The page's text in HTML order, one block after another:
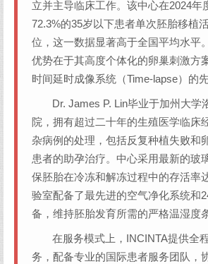
立并主导临床工作。该中心在2024年
72.3%的35岁以下患者单次胚胎移植
位，这一数据显著高于全国平均水平
优势在于其高度个体化的卵巢刺激方
时间延时成像系统（Time-lapse）的
Dr. James P. Lin毕业于加州大学
院，拥有超过二十年的生殖医学临床
杂病例的处理，包括反复种植失败和
患者的助孕治疗。中心采用最新的玻
保胚胎在冷冻和解冻过程中的存活率
验室配备了最先进的空气净化系统和
备，维持胚胎发育所需的严格温湿度
在服务模式上，INCINTA提供全
务，配备专业的国际患者服务团队，